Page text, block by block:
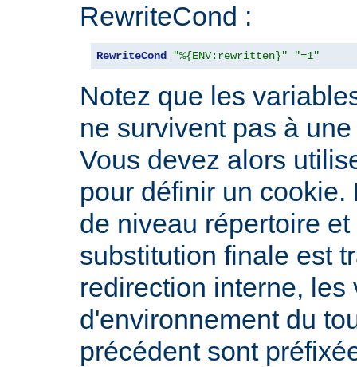
RewriteCond :
RewriteCond "%{ENV:rewritten}" "=1"
Notez que les
ne survivent pas à
Vous devez alors
pour définir un
de niveau répertoire
substitution finale est
redirection interne, les
d'environnement du
précédent sont